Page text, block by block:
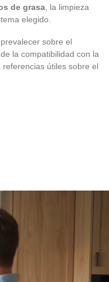
de grasa , la limpieza
elegido.
sobre el
la compatibilidad con la
útiles sobre el